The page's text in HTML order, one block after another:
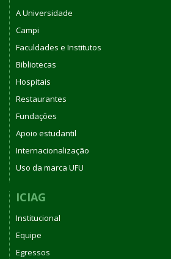
A Universidade
Campi
Faculdades e Institutos
Bibliotecas
Hospitais
Restaurantes
Fundações
Apoio estudantil
Internacionalização
Uso da marca UFU
ICIAG
Institucional
Equipe
Egressos